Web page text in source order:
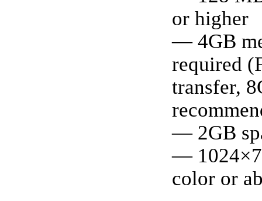
or higher
— 4GB
required
transfer,
— 2GB
—
color or